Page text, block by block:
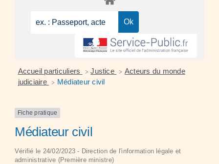
Accueil particuliers > Justice > Acteurs du monde
judiciaire > Médiateur civil
Fiche pratique
Médiateur civil
Vérifié le 24/02/2023 - Direction de l'information légale et
administrative (Première ministre)